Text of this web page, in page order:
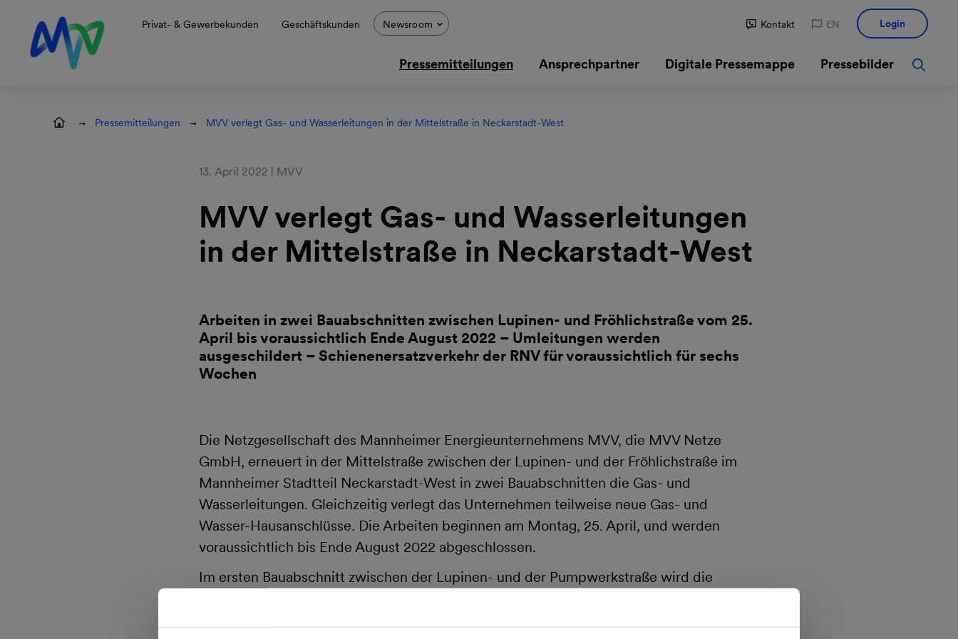
Zur Hauptnavigation springen
Zum Hauptinhalt springen
Zur Footernavigation springen
Privat- & Gewerbekunden Geschäftskunden Newsroom Kontakt EN Login
Pressemitteilungen Ansprechpartner Digitale Pressemappe Pressebilder
Pressemitteilungen MVV verlegt Gas- und Wasserleitungen in der Mittelstraße in Neckarstadt-West
13. April 2022 | MVV
MVV verlegt Gas- und Wasserleitungen
in der Mittelstraße in Neckarstadt-West
Arbeiten in zwei Bauabschnitten zwischen Lupinen- und Fröhlichstraße vom 25.
April bis voraussichtlich Ende August 2022 – Umleitungen werden
ausgeschildert – Schienenersatzverkehr der RNV für voraussichtlich für sechs
Wochen
Die Netzgesellschaft des Mannheimer Energieunternehmens MVV, die MVV Netze
GmbH, erneuert in der Mittelstraße zwischen der Lupinen- und der Fröhlichstraße im
Mannheimer Stadtteil Neckarstadt-West in zwei Bauabschnitten die Gas- und
Wasserleitungen. Gleichzeitig verlegt das Unternehmen teilweise neue Gas- und
Wasser-Hausanschlüsse. Die Arbeiten beginnen am Montag, 25. April, und werden
voraussichtlich bis Ende August 2022 abgeschlossen.
Im ersten Bauabschnitt zwischen der Lupinen- und der Pumpwerkstraße wird die